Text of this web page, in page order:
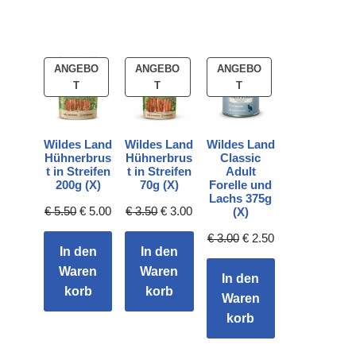
ANGEBO
T
Wildes Land
Hühnerbrus
t in Streifen
200g (X)
€5.50 € 5.00
In den
Waren
korb
ANGEBO
T
Wildes Land
Hühnerbrus
t in Streifen
70g (X)
€3.50 € 3.00
In den
Waren
korb
ANGEBO
T
Wildes Land
Classic
Adult
Forelle und
Lachs 375g
(X)
€3.00 €2.50
In den
Waren
korb